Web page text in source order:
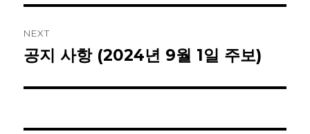
NEXT
Next
공지 사항 (2024년 9월 1일 주보)